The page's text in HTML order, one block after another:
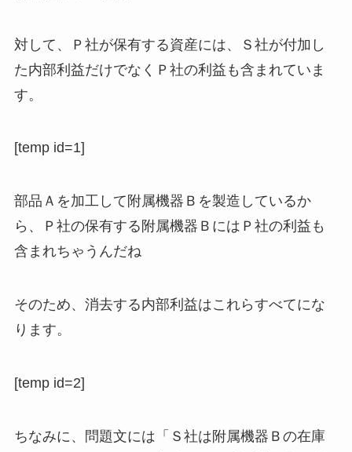
対して、Ｐ社が保有する資産には、Ｓ社が付加し
た内部利益だけでなくＰ社の利益も含まれていま
す。
[temp id=1]
部品Ａを加工して附属機器Ｂを製造しているか
ら、Ｐ社の保有する附属機器ＢにはＰ社の利益も
含まれちゃうんだね
そのため、消去する内部利益はこれらすべてにな
ります。
[temp id=2]
ちなみに、問題文には「Ｓ社は附属機器Ｂの在庫